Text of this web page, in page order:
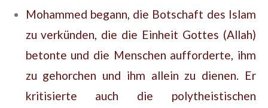
Mohammed begann, die Botschaft des Islam
zu verkünden, die die Einheit Gottes (Allah)
betonte und die Menschen aufforderte, ihm
zu gehorchen und ihm allein zu dienen. Er
kritisierte auch die polytheistischen